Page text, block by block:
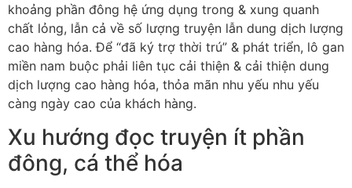
khoảng phần đông hệ ứng dụng trong & xung quanh
chất lỏng, lẫn cả về số lượng truyện lẫn dung dịch lượng
cao hàng hóa. Để “đã ký trợ thời trú” & phát triển, lô gan
miền nam buộc phải liên tục cải thiện & cải thiện dung
dịch lượng cao hàng hóa, thỏa mãn nhu yếu nhu yếu
càng ngày cao của khách hàng.
Xu hướng đọc truyện ít phần
đông, cá thể hóa